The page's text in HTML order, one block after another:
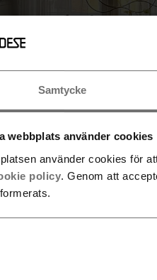
Samtycke
webbplats använder cookies
använder cookies för
policy. Genom att
in i Swedeses